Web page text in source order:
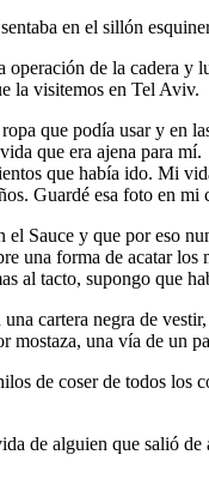
en el sillón
de la cadera
la visitemos en Tel Aviv.
que podía usar y en
que era ajena para
que había ido. Mi
Guardé esa foto en mi
Sauce y que por eso
una forma de acatar
al tacto, supongo que
cartera negra de
una vía de un
de coser de todos los
de alguien que salió